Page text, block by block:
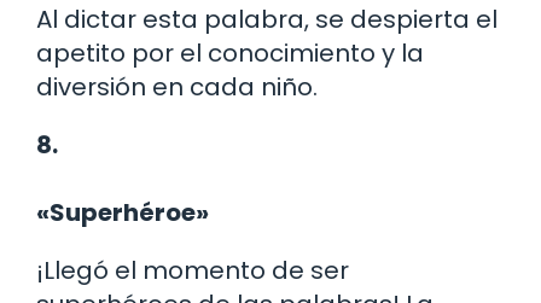
Al dictar esta palabra, se despierta el
apetito por el conocimiento y la
diversión en cada niño.
8.
«Superhéroe»
¡Llegó el momento de ser